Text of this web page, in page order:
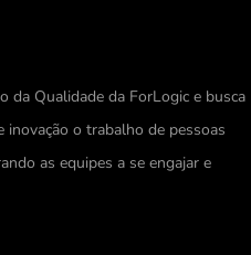
da Qualidade da ForLogic e busca
o trabalho de pessoas
as equipes a se engajar e